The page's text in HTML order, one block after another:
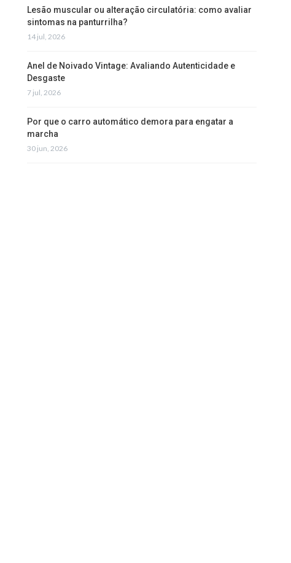
Lesão muscular ou alteração circulatória: como avaliar
sintomas na panturrilha?
14 jul, 2026
Anel de Noivado Vintage: Avaliando Autenticidade e
Desgaste
7 jul, 2026
Por que o carro automático demora para engatar a
marcha
30 jun, 2026